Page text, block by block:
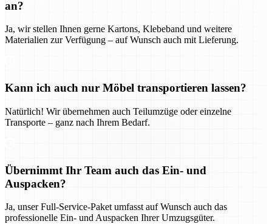
an?
Ja, wir stellen Ihnen gerne Kartons, Klebeband und weitere
Materialien zur Verfügung – auf Wunsch auch mit Lieferung.
Kann ich auch nur Möbel transportieren lassen?
Natürlich! Wir übernehmen auch Teilumzüge oder einzelne
Transporte – ganz nach Ihrem Bedarf.
Übernimmt Ihr Team auch das Ein- und
Auspacken?
Ja, unser Full-Service-Paket umfasst auf Wunsch auch das
professionelle Ein- und Auspacken Ihrer Umzugsgüter.